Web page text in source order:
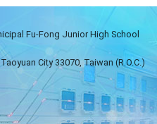
Fu-Fong Junior High School
City 33070, Taiwan (R.O.C.)